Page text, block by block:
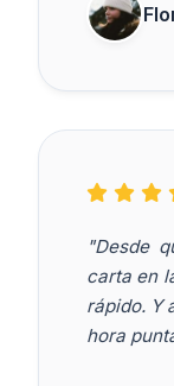
"Desde
carta en
rápido. Y
hora